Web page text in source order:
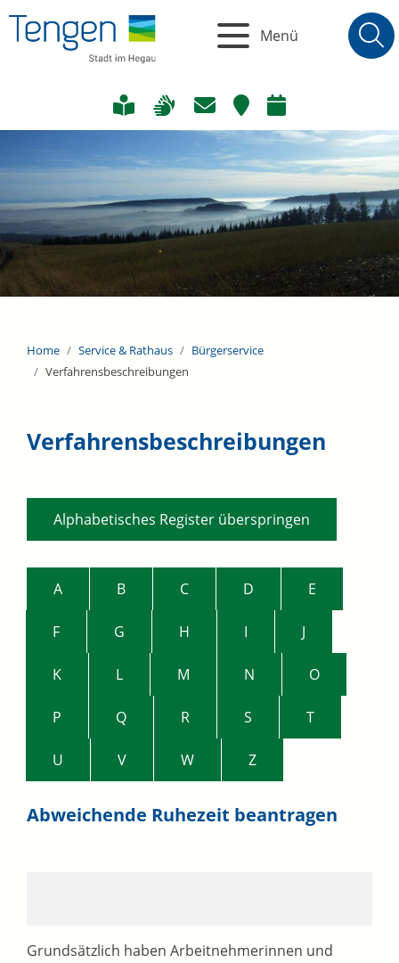
Menü
Home Service & Rathaus
Bürgerservice
Verfahrensbeschreibungen
Verfahrensbeschreibungen
Alphabetisches Register überspringen
A B C D E
F G H I J
K L M N O
P Q R S T
U V W Z
Abweichende Ruhezeit beantragen
Grundsätzlich haben Arbeitnehmerinnen und